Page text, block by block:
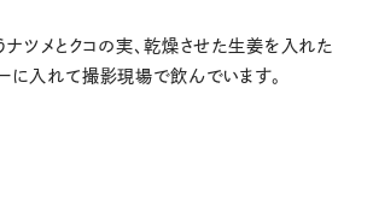
うナツメとクコの実、乾燥させた生姜を入れた
に入れて撮影現場で飲んでいます。